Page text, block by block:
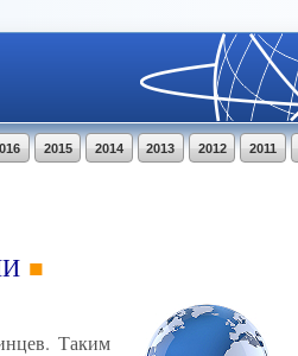
2011
2012
2013
2014
2015
Таким